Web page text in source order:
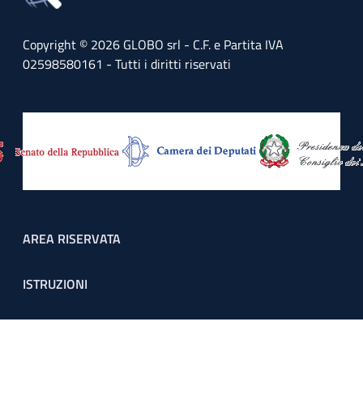
Copyright © 2026 GLOBO srl - C.F. e Partita IVA
02598580161 - Tutti i diritti riservati
Footer menu
AREA RISERVATA
ISTRUZIONI